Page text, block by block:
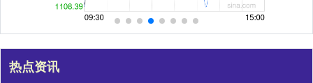
热点资讯